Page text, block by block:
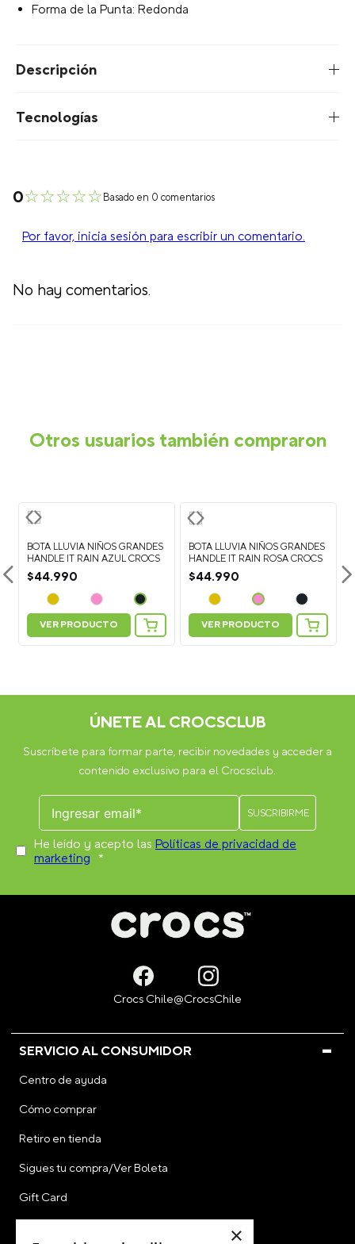
Forma de la Punta: Redonda
Descripción
Tecnologías
☆☆☆☆☆
0 Basado en 0 comentarios
Por favor, inicia sesión para escribir un comentario.
No hay comentarios.
Otros usuarios también compraron
BOTA LLUVIA NIÑOS GRANDES
HANDLE IT RAIN AZUL CROCS
$44.990
VER PRODUCTO
BOTA LLUVIA NIÑOS GRANDES
HANDLE IT RAIN ROSA CROCS
$44.990
VER PRODUCTO
ÚNETE AL CROCSCLUB
Suscríbete para formar parte, recibir novedades y acceder a
contenido exclusivo para el Crocsclub.
He leído y acepto las Políticas de privacidad de
marketing *
SERVICIO AL CONSUMIDOR
Centro de ayuda
Cómo comprar
Retiro en tienda
Sigues tu compra/Ver Boleta
Gift Card
×